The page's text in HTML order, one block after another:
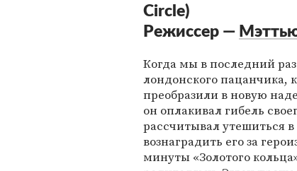
Circle)
Режиссер —
Когда мы в последний
лондонского пацанчика,
преобразили в новую
он оплакивал гибель
рассчитывал утешиться
вознаградить его за
минуты «Золотого